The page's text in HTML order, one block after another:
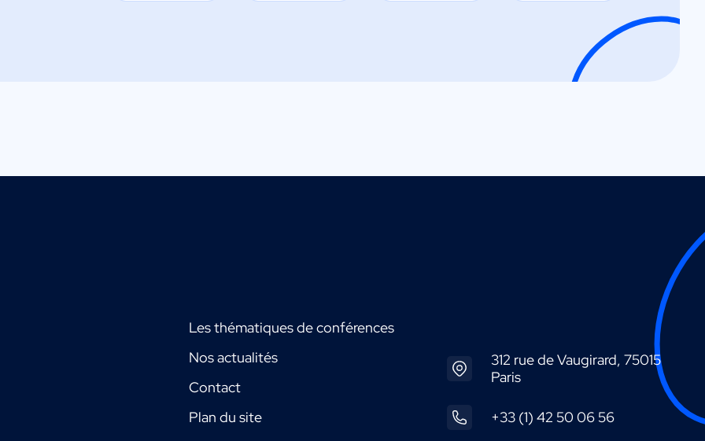
Les thématiques de conférences
Nos actualités
Contact
Plan du site
312 rue de Vaugirard, 75015
Paris
+33 (1) 42 50 06 56